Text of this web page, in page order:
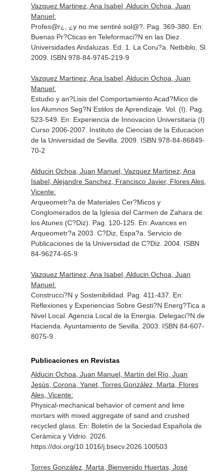
Vazquez Martinez, Ana Isabel, Alducin Ochoa, Juan
Manuel:
Profes@r¿, ¿y no me sentiré sol@?. Pag. 369-380. En:
Buenas Pr?Cticas en Teleformaci?N en las Diez
Universidades Andaluzas. Ed. 1. La Coru?a. Netbiblo, Sl.
2009. ISBN 978-84-9745-219-9
Vazquez Martinez, Ana Isabel, Alducin Ochoa, Juan
Manuel:
Estudio y an?Lisis del Comportamiento Acad?Mico de
los Alumnos Seg?N Estilos de Aprendizaje. Vol. (I). Pag.
523-549. En: Experiencia de Innovacion Universitaria (I)
Curso 2006-2007 . Instituto de Ciencias de la Educacion
de la Universidad de Sevilla. 2009. ISBN 978-84-86849-
70-2
Alducin Ochoa, Juan Manuel, Vazquez Martinez, Ana
Isabel, Alejandre Sanchez, Francisco Javier, Flores Ales,
Vicente:
Arqueometr?a de Materiales Cer?Micos y
Conglomerados de la Iglesia del Carmen de Zahara de
los Atunes (C?Diz). Pag. 120-125. En: Avances en
Arqueometr?a 2003 . C?Diz, Espa?a. Servicio de
Publicaciones de la Universidad de C?Diz. 2004. ISBN
84-96274-65-9
Vazquez Martinez, Ana Isabel, Alducin Ochoa, Juan
Manuel:
Construcci?N y Sostenibilidad. Pag. 411-437. En:
Reflexiones y Experiencias Sobre Gesti?N Energ?Tica a
Nivel Local. Agencia Local de la Energia. Delegaci?N de
Hacienda. Ayuntamiento de Sevilla. 2003. ISBN 84-607-
8075-9
Publicaciones en Revistas
Alducin Ochoa, Juan Manuel, Martín del Río, Juan
Jesús, Corona, Yanet, Torres González, Marta, Flores
Ales, Vicente:
Physical-mechanical behavior of cement and lime
mortars with mixed aggregate of sand and crushed
recycled glass. En: Boletín de la Sociedad Española de
Cerámica y Vidrio. 2026.
https://doi.org/10.1016/j.bsecv.2026.100503
Torres González, Marta, Bienvenido Huertas, José